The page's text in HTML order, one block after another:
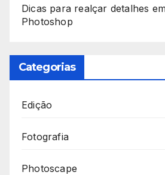
Dicas para realçar detalhes
Photoshop
Categorias
Edição
Fotografia
Photoscape